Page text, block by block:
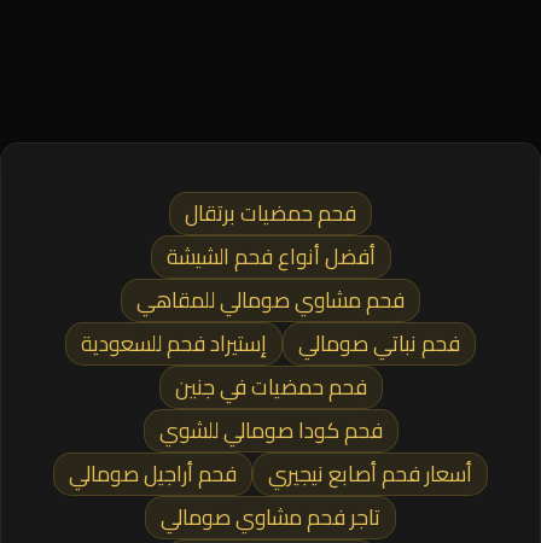
فحم حمضيات برتقال
أفضل أنواع فحم الشيشة
فحم مشاوي صومالي للمقاهي
فحم نباتي صومالي
إستيراد فحم للسعودية
فحم حمضيات في جنين
فحم كودا صومالي للشوي
أسعار فحم أصابع نيجيري
فحم أراجيل صومالي
تاجر فحم مشاوي صومالي